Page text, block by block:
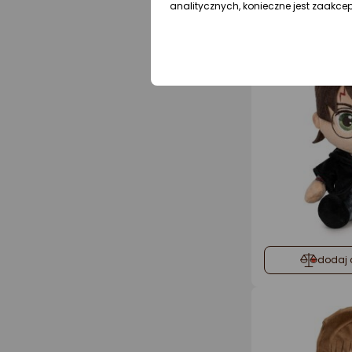
dodaj
dodaj
analitycznych, konieczne jest